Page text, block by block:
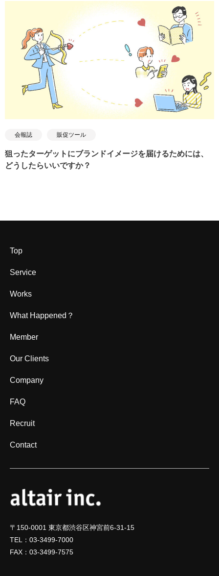
会報誌 販促ツール
狙ったターゲットにブランドイメージを届けるためには、
どうしたらいいですか？
Top
Service
Works
What Happened？
Member
Our Clients
Company
FAQ
Recruit
Contact
〒150-0001 東京都渋谷区神宮前6-31-15
TEL：03-3499-7000
FAX：03-3499-7575